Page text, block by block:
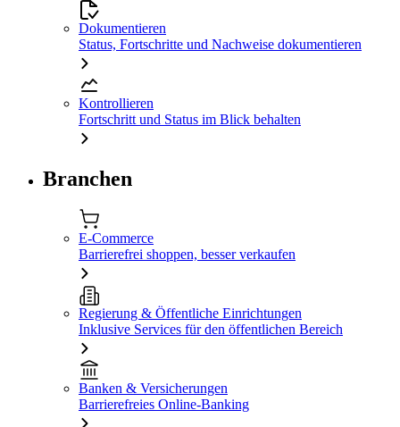
Dokumentieren
Status, Fortschritte und Nachweise dokumentieren
Kontrollieren
Fortschritt und Status im Blick behalten
Branchen
E-Commerce
Barrierefrei shoppen, besser verkaufen
Regierung & Öffentliche Einrichtungen
Inklusive Services für den öffentlichen Bereich
Banken & Versicherungen
Barrierefreies Online-Banking